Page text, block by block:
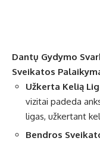
Dantų Gydymo
Sveikatos
Užkerta Kelią
vizitai padeda
ligas, užkertant
Bendros